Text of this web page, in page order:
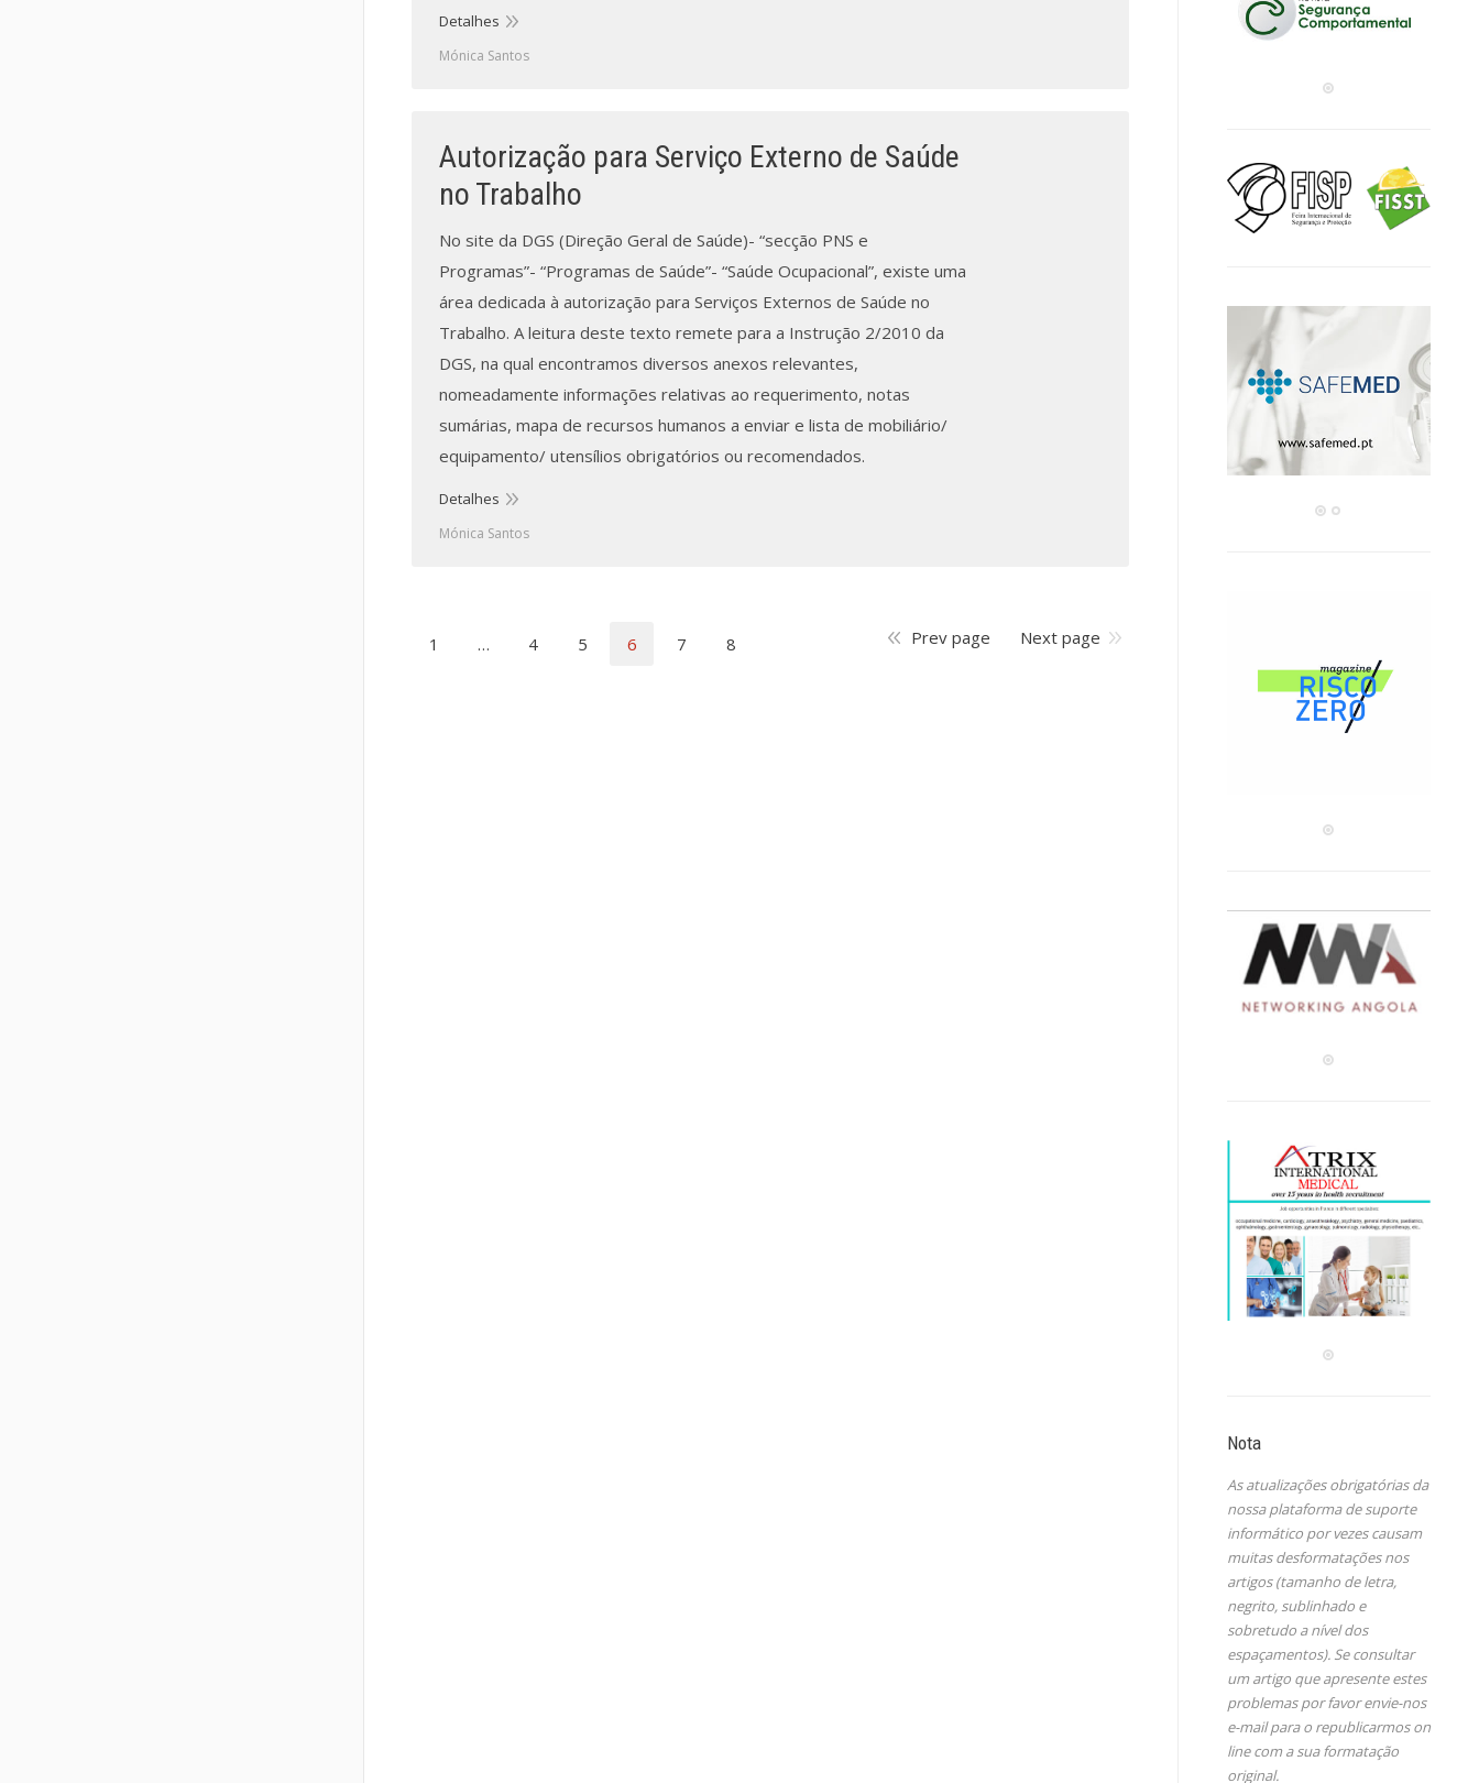
Detalhes
Mónica Santos
Autorização para Serviço Externo de Saúde
no Trabalho
No site da DGS (Direção Geral de Saúde)- “secção PNS e
Programas”- “Programas de Saúde”- “Saúde Ocupacional”, existe uma
área dedicada à autorização para Serviços Externos de Saúde no
Trabalho. A leitura deste texto remete para a Instrução 2/2010 da
DGS, na qual encontramos diversos anexos relevantes,
nomeadamente informações relativas ao requerimento, notas
sumárias, mapa de recursos humanos a enviar e lista de mobiliário/
equipamento/ utensílios obrigatórios ou recomendados.
Detalhes
Mónica Santos
1 … 4 5 6 7 8 Prev page Next page
Nota
As atualizações obrigatórias da
nossa plataforma de suporte
informático por vezes causam
muitas desformatações nos
artigos (tamanho de letra,
negrito, sublinhado e
sobretudo a nível dos
espaçamentos). Se consultar
um artigo que apresente estes
problemas por favor envie-nos
e-mail para o republicarmos on
line com a sua formatação
original.